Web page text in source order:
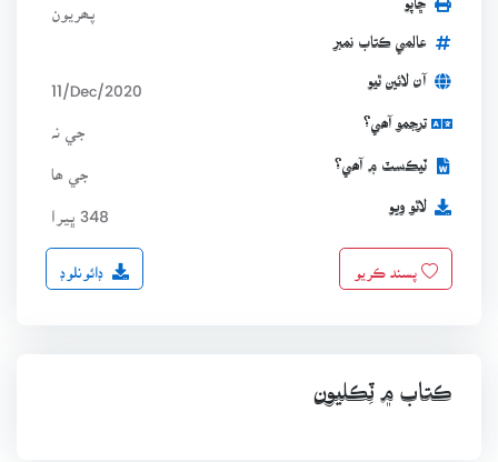
ڇاپو
عالمي ڪتاب نمبر
آن لائين ٿيو 11/Dec/2020
ترجمو آھي؟
ٽيڪسٽ ۾ آھي؟ جي ھا
لاٿو ويو 348 ڀيرا
پسند ڪريو ڊائونلوڊ
ڪتاب ۾ ٽِڪليون